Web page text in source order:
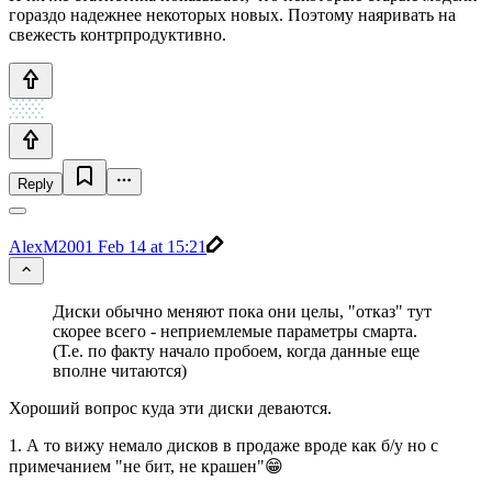
гораздо надежнее некоторых новых. Поэтому наяривать на
свежесть контрпродуктивно.
Reply
AlexM2001 Feb 14 at 15:21
Диски обычно меняют пока они целы, "отказ" тут
скорее всего - неприемлемые параметры смарта.
(Т.е. по факту начало пробоем, когда данные еще
вполне читаются)
Хороший вопрос куда эти диски деваются.
1. А то вижу немало дисков в продаже вроде как б/у но с
примечанием "не бит, не крашен"😁